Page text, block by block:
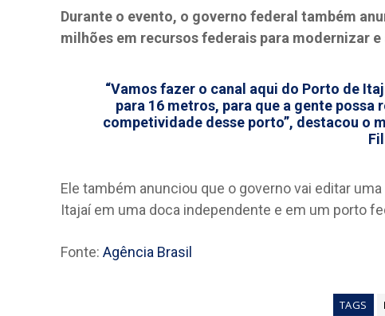
Durante o evento, o governo federal também
milhões em recursos federais para modernizar
“Vamos fazer o canal aqui do Porto de
para 16 metros, para que a gente possa
competividade desse porto”, destacou o
Ele também anunciou que o governo vai editar
Itajaí em uma doca independente e em um porto
Fonte: Agência Brasil
TAGS